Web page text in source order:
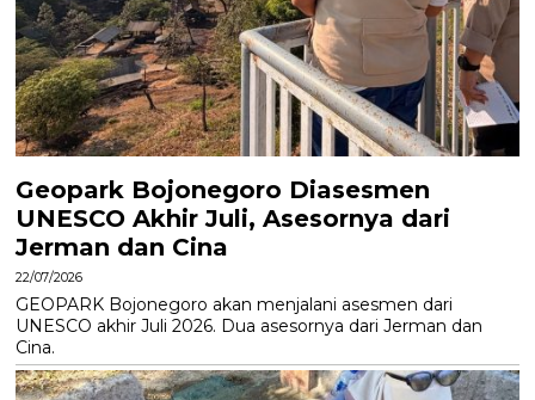
Geopark Bojonegoro Diasesmen
UNESCO Akhir Juli, Asesornya dari
Jerman dan Cina
22/07/2026
GEOPARK Bojonegoro akan menjalani asesmen dari
UNESCO akhir Juli 2026. Dua asesornya dari Jerman dan
Cina.